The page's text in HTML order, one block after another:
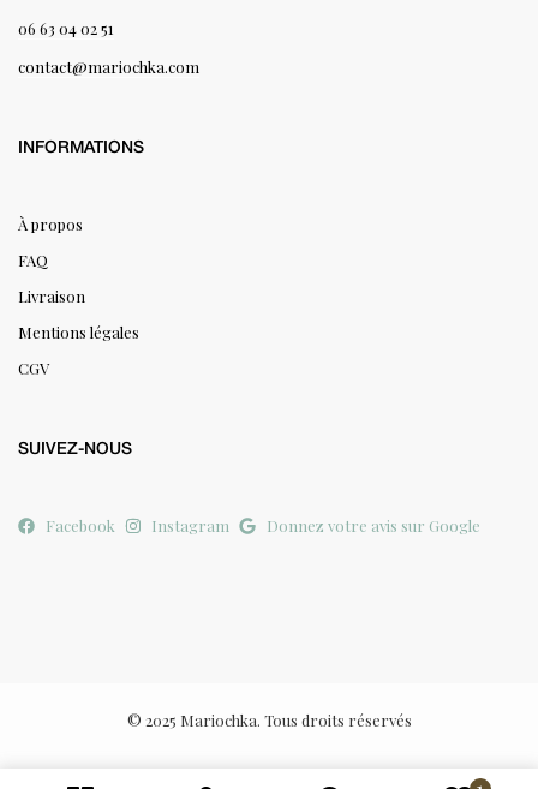
06 63 04 02 51
contact@mariochka.com
INFORMATIONS
À propos
FAQ
Livraison
Mentions légales
CGV
SUIVEZ-NOUS
Facebook Instagram Donnez votre avis sur Google
© 2025 Mariochka. Tous droits réservés